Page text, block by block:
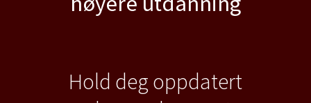
Hold deg oppdatert